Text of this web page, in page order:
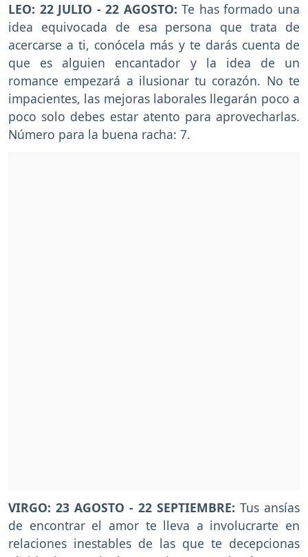
LEO: 22 JULIO - 22 AGOSTO:Te has formado una
idea equivocada de esa persona que trata de
acercarse a ti, conócela más y te darás cuenta de
que es alguien encantador y la idea de un
romance empezará a ilusionar tu corazón. No te
impacientes, las mejoras laborales llegarán poco a
poco solo debes estar atento para aprovecharlas.
Número para la buena racha: 7.
VIRGO: 23 AGOSTO - 22 SEPTIEMBRE: Tus ansías
de encontrar el amor te lleva a involucrarte en
relaciones inestables de las que te decepcionas